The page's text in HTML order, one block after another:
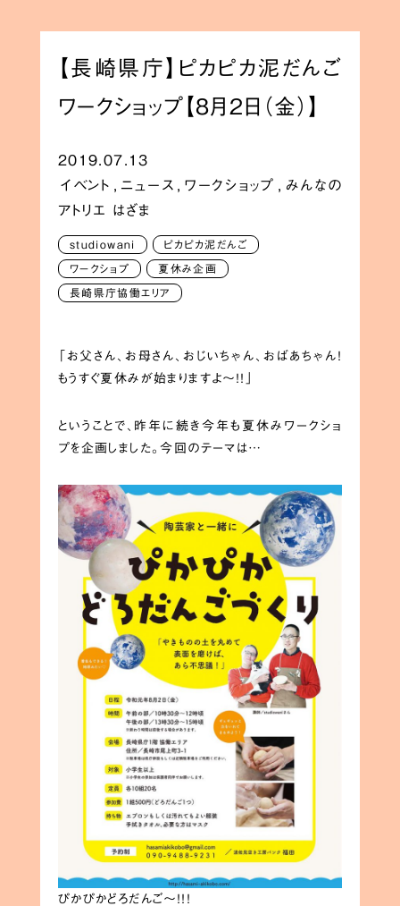
【長崎県庁】ピカピカ泥だんご
ワークショップ【8月2日（金）】
2019.07.13
イベント
ニュース ワークショップ
みんなの
アトリエ はざま
studiowani ピカピカ泥だんご
ワークショプ 夏休み企画
長崎県庁協働エリア
「お父さん、お母さん、おじいちゃん、おばあちゃん！
もうすぐ夏休みが始まりますよ〜！！」
ということで、昨年に続き今年も夏休みワークショ
プを企画しました。今回のテーマは…
ぴかぴかどろだんご〜！！！